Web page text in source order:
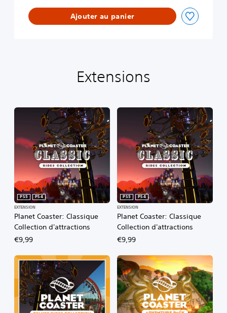
Ajouter au panier
Extensions
Planet Coaster: Classique
Collection d'attractions
PS5
PS4
EXTENSION
€9,99
Planet Coaster: Classique
Collection d'attractions
PS5
PS4
EXTENSION
€9,99